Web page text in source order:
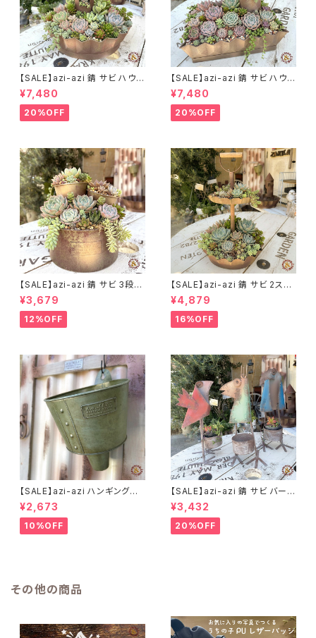
【SALE】azi-azi 錆 サビ ハウス
プランター ラウンド 訳あり 特価
送料無料
¥7,480
20%OFF
【SALE】azi-azi 錆 サビ ハウス
プランター スクエア 訳あり 特
価 送料無料
¥7,480
20%OFF
【SALE】azi-azi 錆 サビ 3段シ
ャビー プランター
¥3,679
12%OFF
【SALE】azi-azi 錆 サビ 2ステ
ップ プランター
¥4,879
16%OFF
【SALE】azi-azi ハンギングブ
リキ漏斗プランターB
¥2,673
10%OFF
【SALE】azi-azi 錆 サビ バード
メタルプランター
¥3,432
20%OFF
その他の商品